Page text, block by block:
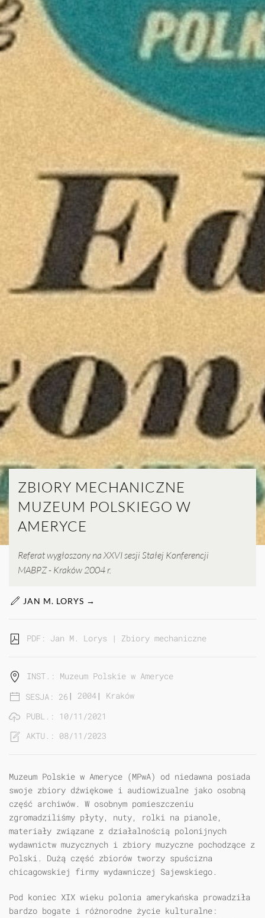
ZBIORY MECHANICZNE
MUZEUM POLSKIEGO W
AMERYCE
Referat wygłoszony na XXVI sesji Stałej Konferencji
MABPZ - Kraków 2004 r.
Muzeum Polskie w Ameryce (MPwA) od niedawna posiada
swoje zbiory dźwiękowe i audiowizualne jako osobną
część archiwów. W osobnym pomieszczeniu
zgromadziliśmy płyty, nuty, rolki na pianole,
materiały związane z działalnością polonijnych
wydawnictw muzycznych i zbiory muzyczne pochodzące z
Polski. Dużą część zbiorów tworzy spuścizna
chicagowskiej firmy wydawniczej Sajewskiego.
Pod koniec XIX wieku polonia amerykańska prowadziła
bardzo bogate i różnorodne życie kulturalne:
JAN M. LORYS →
PDF: Jan M. Lorys | Zbiory mechaniczne Muzeum
INST.: Muzeum Polskie w Ameryce
SESJA: 26 | 2004| Kraków
PUBL.: 10/11/2021
AKTU.: 08/11/2023